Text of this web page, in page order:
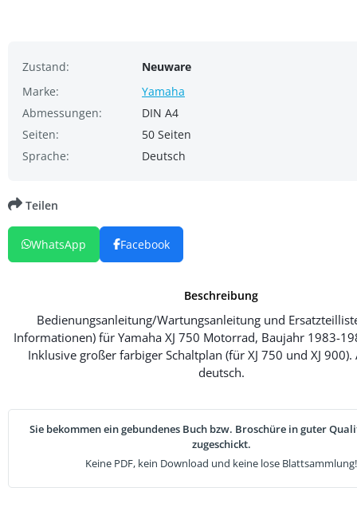
Zustand:
Neuware
Marke:
Yamaha
Abmessungen:
DIN A4
Seiten:
50 Seiten
Sprache:
Deutsch
Beschreibung
Bedienungsanleitung/Wartungsanleitung und
Informationen) für Yamaha XJ 750 Motorrad, Baujahr 1983-
Inklusive großer farbiger Schaltplan (für XJ 750 und XJ 900).
deutsch.
Sie bekommen ein gebundenes Buch bzw. Broschüre in guter
zugeschickt.
Keine PDF, kein Download und keine lose Blattsammlung!
Teilen
WhatsApp Facebook